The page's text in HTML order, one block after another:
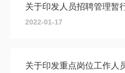
关于印发人员招聘管理暂
2022-01-17
关于印发重点岗位工作人